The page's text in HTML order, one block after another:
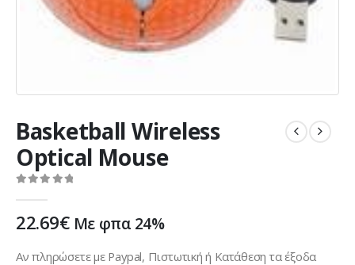
Basketball Wireless
Optical Mouse
22.69€ Με φπα 24%
Αν πληρώσετε με Paypal, Πιστωτική ή Κατάθεση τα έξοδα